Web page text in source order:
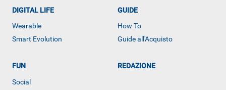
DIGITAL LIFE
Wearable
Smart Evolution
GUIDE
How To
Guide all'Acquisto
FUN
Social
REDAZIONE